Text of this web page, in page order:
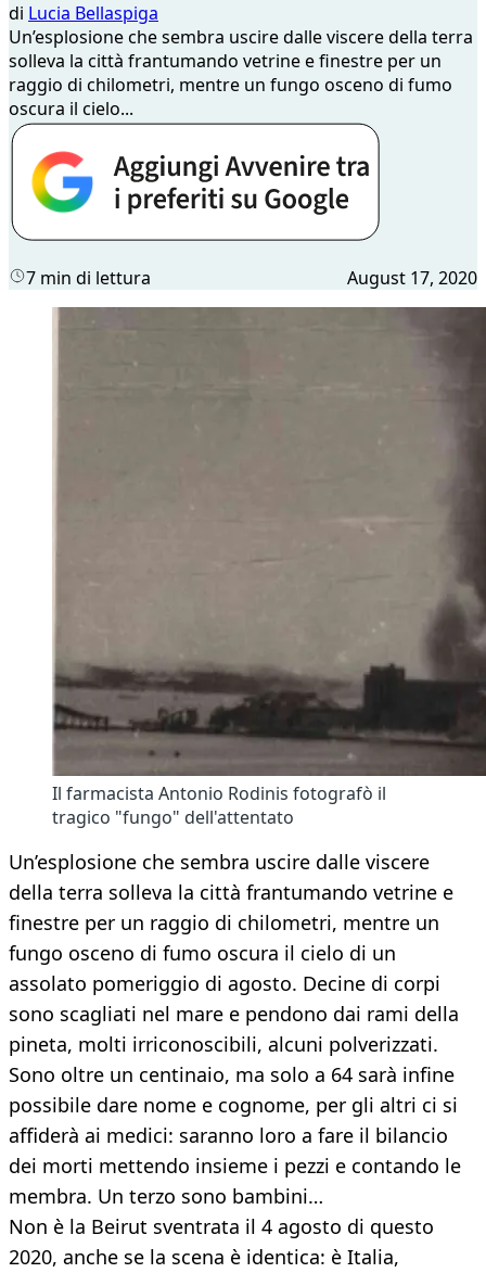
di Lucia Bellaspiga
Un’esplosione che sembra uscire dalle viscere della terra
solleva la città frantumando vetrine e finestre per un
raggio di chilometri, mentre un fungo osceno di fumo
oscura il cielo...
7 min di lettura August 17, 2020
Il farmacista Antonio Rodinis fotografò il
tragico "fungo" dell'attentato
Un’esplosione che sembra uscire dalle viscere
della terra solleva la città frantumando vetrine e
finestre per un raggio di chilometri, mentre un
fungo osceno di fumo oscura il cielo di un
assolato pomeriggio di agosto. Decine di corpi
sono scagliati nel mare e pendono dai rami della
pineta, molti irriconoscibili, alcuni polverizzati.
Sono oltre un centinaio, ma solo a 64 sarà infine
possibile dare nome e cognome, per gli altri ci si
affiderà ai medici: saranno loro a fare il bilancio
dei morti mettendo insieme i pezzi e contando le
membra. Un terzo sono bambini…
Non è la Beirut sventrata il 4 agosto di questo
2020, anche se la scena è identica: è Italia,